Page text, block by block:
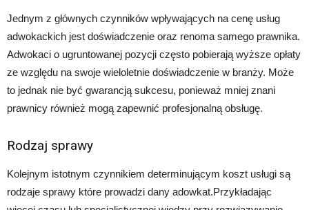
Jednym z głównych czynników wpływających na cenę usług
adwokackich jest doświadczenie oraz renoma samego prawnika.
Adwokaci o ugruntowanej pozycji często pobierają wyższe opłaty
ze względu na swoje wieloletnie doświadczenie w branży. Może
to jednak nie być gwarancją sukcesu, ponieważ mniej znani
prawnicy również mogą zapewnić profesjonalną obsługę.
Rodzaj sprawy
Kolejnym istotnym czynnikiem determinującym koszt usługi są
rodzaje sprawy które prowadzi dany adowkat.Przykładając